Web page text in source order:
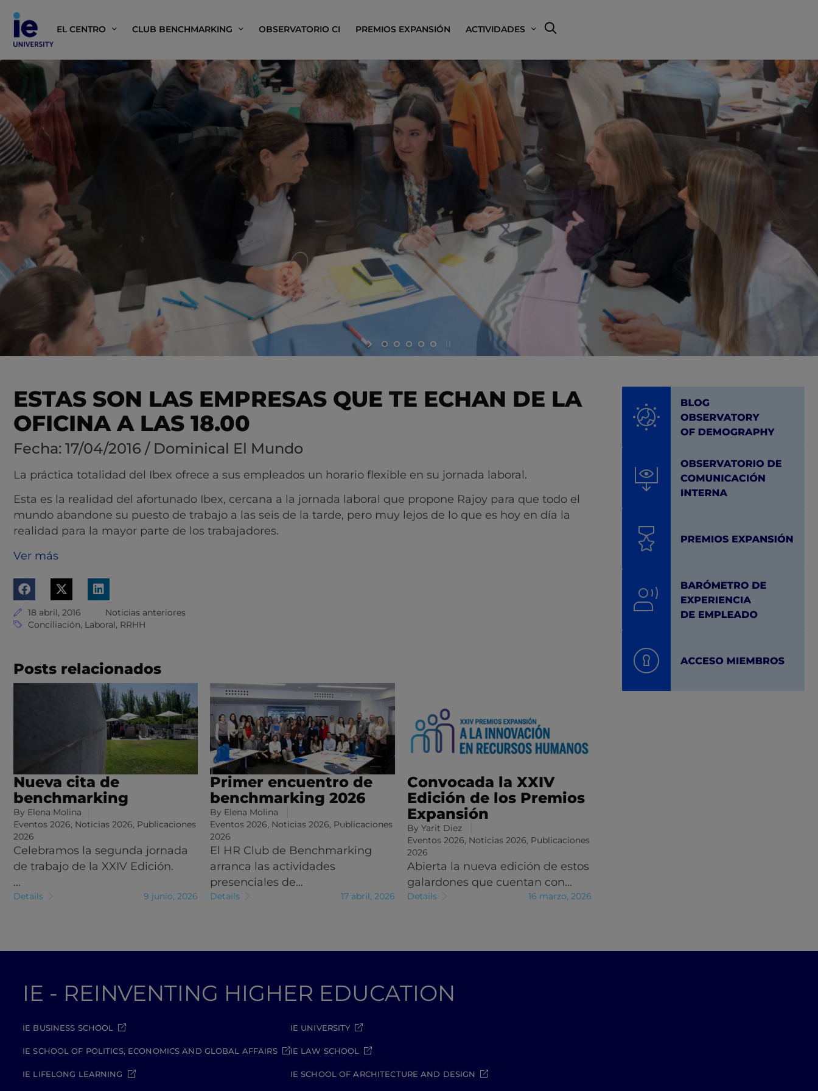
EL CENTRO CLUB BENCHMARKING OBSERVATORIO CI PREMIOS EXPANSIÓN ACTIVIDADES
ESTAS SON LAS EMPRESAS QUE TE ECHAN DE LA
OFICINA A LAS 18.00
Fecha: 17/04/2016 / Dominical El Mundo
La práctica totalidad del Ibex ofrece a sus empleados un horario flexible en su jornada laboral.
Esta es la realidad del afortunado Ibex, cercana a la jornada laboral que propone Rajoy para que todo el
mundo abandone su puesto de trabajo a las seis de la tarde, pero muy lejos de lo que es hoy en día la
realidad para la mayor parte de los trabajadores.
Ver más
18 abril, 2016
Noticias anteriores
Conciliación, Laboral, RRHH
Posts relacionados
Nueva cita de
benchmarking
By Elena Molina
Eventos 2026, Noticias 2026, Publicaciones
2026
Celebramos la segunda jornada
de trabajo de la XXIV Edición.
…
Details 9 junio, 2026
Primer encuentro de
benchmarking 2026
By Elena Molina
Eventos 2026, Noticias 2026, Publicaciones
2026
El HR Club de Benchmarking
arranca las actividades
presenciales de…
Details 17 abril, 2026
Convocada la XXIV
Edición de los Premios
Expansión
By Yarit Diez
Eventos 2026, Noticias 2026, Publicaciones
2026
Abierta la nueva edición de estos
galardones que cuentan con…
Details 16 marzo, 2026
IE - REINVENTING HIGHER EDUCATION
IE BUSINESS SCHOOL
IE SCHOOL OF POLITICS, ECONOMICS AND GLOBAL AFFAIRS
IE LIFELONG LEARNING
IE UNIVERSITY
IE LAW SCHOOL
IE SCHOOL OF ARCHITECTURE AND DESIGN